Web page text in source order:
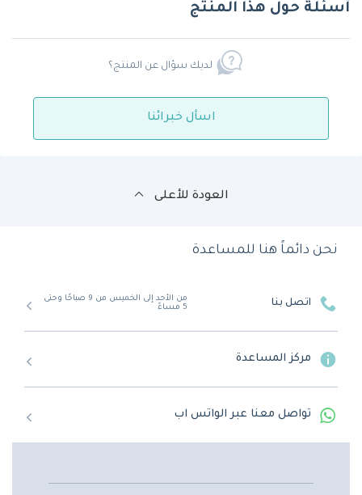
أسئلة حول هذا المنتج
لديك سؤال عن المنتج؟
اسأل خبرائنا
العودة للأعلى
نحن دائماً هنا للمساعدة
اتصل بنا
من الأحد إلى الخميس من 9 صباحًا وحتى
5 مساءً
مركز المساعدة
تواصل معنا عبر الواتس اب